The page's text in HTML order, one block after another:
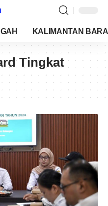
KALIMANTAN
Tingkat